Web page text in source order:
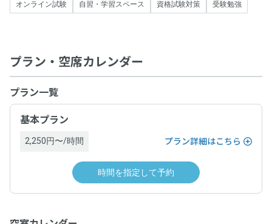
オンライン試験 自習・学習スペース 資格試験対策 受験勉強
プラン・空席カレンダー
プラン一覧
基本プラン
2,250円〜/時間 プラン詳細はこちら
時間を指定して予約